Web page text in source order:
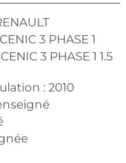
3 PHASE 1
3 PHASE 1 1.5
: 2010